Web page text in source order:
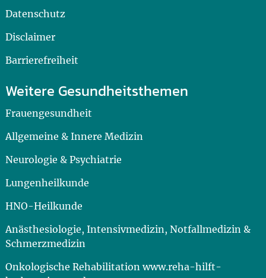
Datenschutz
Disclaimer
Barrierefreiheit
Weitere Gesundheitsthemen
Frauengesundheit
Allgemeine & Innere Medizin
Neurologie & Psychiatrie
Lungenheilkunde
HNO-Heilkunde
Anästhesiologie, Intensivmedizin, Notfallmedizin &
Schmerzmedizin
Onkologische Rehabilitation www.reha-hilft-